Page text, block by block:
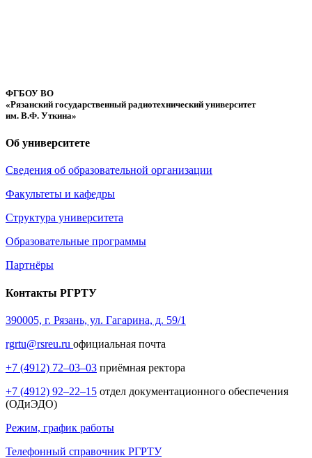
ФГБОУ ВО
«Рязанский государственный радиотехнический университет
им. В.Ф. Уткина»
Об университете
Сведения об образовательной организации
Факультеты и кафедры
Структура университета
Образовательные программы
Партнёры
Контакты РГРТУ
390005, г. Рязань, ул. Гагарина, д. 59/1
rgrtu@rsreu.ru официальная почта
+7 (4912) 72–03–03 приёмная ректора
+7 (4912) 92–22–15 отдел документационного обеспечения
(ОДиЭДО)
Режим, график работы
Телефонный справочник РГРТУ